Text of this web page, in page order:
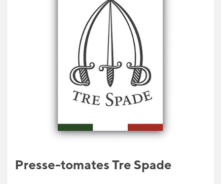
SERVICE
L'ENTREPRISE
CONTACT
Presse-tomates Tre Spade